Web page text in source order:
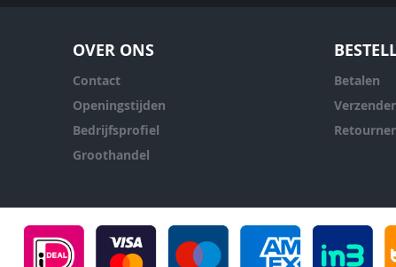
OVER ONS
Contact
Openingstijden
Bedrijfsprofiel
Groothandel
Betalen